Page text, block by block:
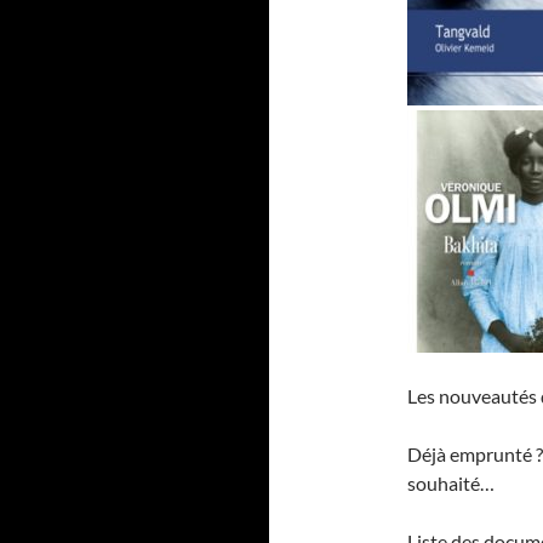
Les
Déjà emprunté
souhaité…